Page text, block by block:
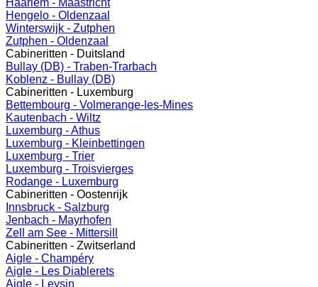
Haarlem - Maastricht
Hengelo - Oldenzaal
Winterswijk - Zutphen
Zutphen - Oldenzaal
Cabineritten - Duitsland
Bullay (DB) - Traben-Trarbach
Koblenz - Bullay (DB)
Cabineritten - Luxemburg
Bettembourg - Volmerange-les-Mines
Kautenbach - Wiltz
Luxemburg - Athus
Luxemburg - Kleinbettingen
Luxemburg - Trier
Luxemburg - Troisvierges
Rodange - Luxemburg
Cabineritten - Oostenrijk
Innsbruck - Salzburg
Jenbach - Mayrhofen
Zell am See - Mittersill
Cabineritten - Zwitserland
Aigle - Champéry
Aigle - Les Diablerets
Aigle - Leysin